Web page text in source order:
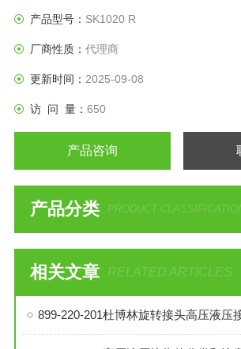
产品型号： SK1020 R
厂商性质： 代理商
更新时间： 2025-09-08
访 问 量： 650
产品咨询
产品分类 PRODUCT
相关文章 RELATED ARTICLES